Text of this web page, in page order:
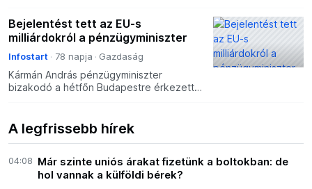
Bejelentést tett az EU-s
milliárdokról a pénzügyminiszter
Infostart 78 napja Gazdaság
Kármán András pénzügyminiszter
bizakodó a hétfőn Budapestre érkezett
eredményével kapcsolatban.
A legfrissebb hírek
04:08 Már szinte uniós árakat fizetünk a boltokban: de
hol vannak a külföldi bérek?